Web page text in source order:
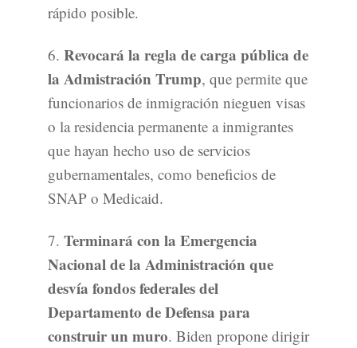
rápido posible.
6. Revocará la regla de carga pública de
la Admistración Trump, que permite que
funcionarios de inmigración nieguen visas
o la residencia permanente a inmigrantes
que hayan hecho uso de servicios
gubernamentales, como beneficios de
SNAP o Medicaid.
7. Terminará con la Emergencia
Nacional de la Administración que
desvía fondos federales del
Departamento de Defensa para
construir un muro. Biden propone dirigir